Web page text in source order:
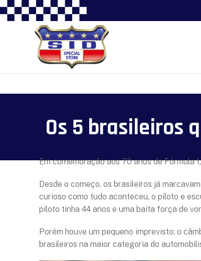
Os 5 brasileiros
Em comemoração aos 70 anos de Fórmula
Desde o começo, os brasileiros já
curioso como tudo aconteceu, o piloto e
piloto tinha 44 anos e uma baita força de
Porém houve um pequeno imprevisto: o
brasileiros na maior categoria do